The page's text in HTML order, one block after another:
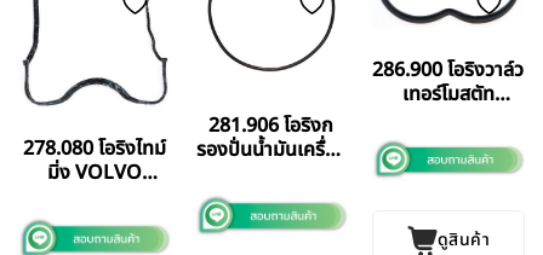
278.080 โอริงไทม์
มิ่ง VOLVO
GERMANY แท้
281.906 โอริงก
รองปั่นน้ำมันเครื่อง
DS9/113/124
286.900 โอริงวาล์ว
เทอร์โมสตัท
คู่)
ดูสินค้า